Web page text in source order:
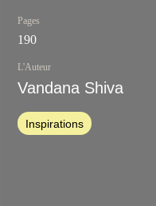
Pages
190
L'Auteur
Vandana Shiva
Inspirations